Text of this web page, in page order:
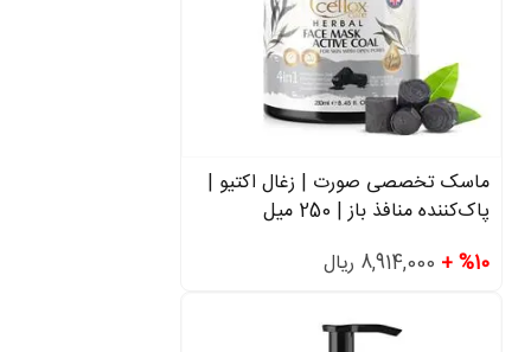
ماسک تخصصی صورت | زغال اکتیو |
پاک‌کننده منافذ باز | 250 میل
%10 +